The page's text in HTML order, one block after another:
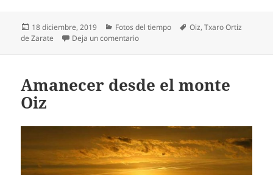
Publicado
el
18 diciembre, 2019 Categorías
Fotos del tiempo Etiquetas
Oiz,Txaro Ortiz
de Zarate
Deja un comentarioen Apertura de claros en el monte Oiz
Amanecer desde el monte
Oiz